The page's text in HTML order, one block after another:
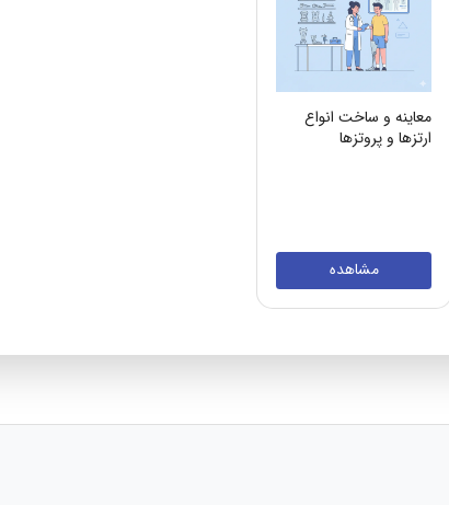
معاینه و ساخت انواع
ارتزها و پروتزها
مشاهده